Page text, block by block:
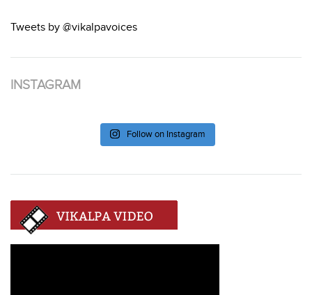
Tweets by @vikalpavoices
INSTAGRAM
Follow on Instagram